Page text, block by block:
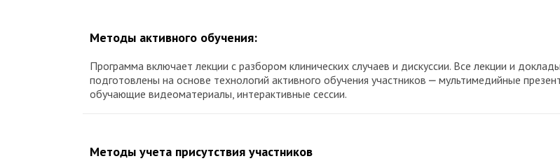
Методы активного обучения:
Программа включает лекции с разбором клинических случаев и дискуссии. Все лекции и доклады
подготовлены на основе технологий активного обучения участников ⎼ мультимедийные
обучающие видеоматериалы, интерактивные сессии.
Методы учета присутствия участников